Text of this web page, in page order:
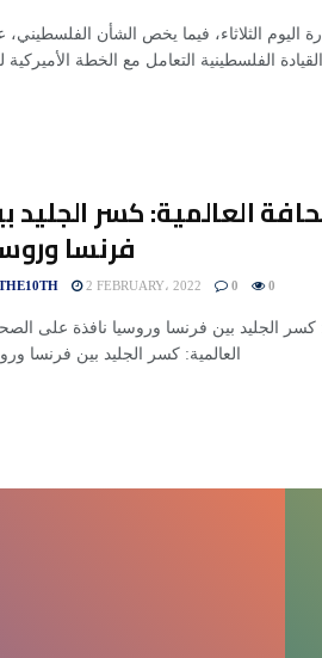
اليوم الثلاثاء، فيما يخص الشأن الفلسطيني،
العالمية: كسر الجليد
فرنسا
2 FEBRUARY، 2022 0 0
كسر الجليد بين فرنسا وروسيا نافذة على
العالمية: كسر الجليد بين فرنسا